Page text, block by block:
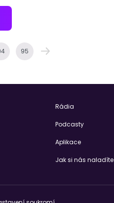
95
Rádia
Podcasty
Aplikace
Jak si nás naladíte